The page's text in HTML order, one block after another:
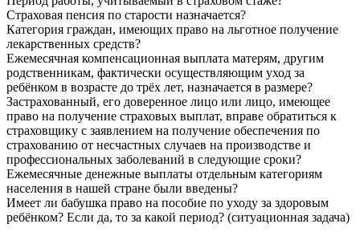
Страховая пенсия по старости назначается?
Категория граждан, имеющих право на льготное получение
лекарственных средств?
Ежемесячная компенсационная выплата матерям, другим
родственникам, фактически осуществляющим уход за
ребёнком в возрасте до трёх лет, назначается в размере?
Застрахованный, его доверенное лицо или лицо, имеющее
право на получение страховых выплат, вправе обратиться к
страховщику с заявлением на получение обеспечения по
страхованию от несчастных случаев на производстве и
профессиональных заболеваний в следующие сроки?
Ежемесячные денежные выплаты отдельным категориям
населения в нашей стране были введены?
Имеет ли бабушка право на пособие по уходу за здоровым
ребёнком? Если да, то за какой период? (ситуационная задача)